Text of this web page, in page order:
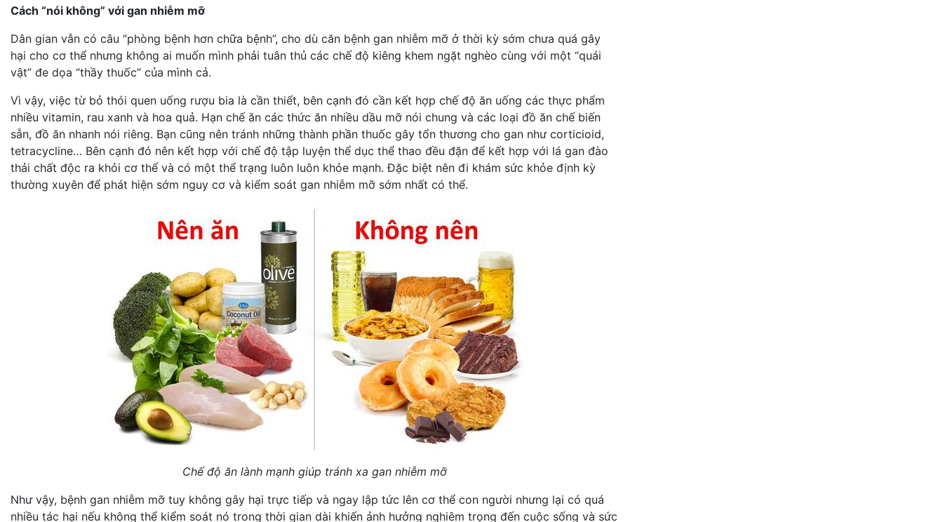
Cách “nói không” với gan nhiễm mỡ
Dân gian vẫn có câu “phòng bệnh hơn chữa bệnh”, cho dù căn bệnh gan nhiễm mỡ ở thời kỳ sớm chưa quá gây
hại cho cơ thể nhưng không ai muốn mình phải tuân thủ các chế độ kiêng khem ngặt nghèo cùng với một “quái
vật” đe dọa “thầy thuốc” của mình cả.
Vì vậy, việc từ bỏ thói quen uống rượu bia là cần thiết, bên cạnh đó cần kết hợp chế độ ăn uống các thực phẩm
nhiều vitamin, rau xanh và hoa quả. Hạn chế ăn các thức ăn nhiều dầu mỡ nói chung và các loại đồ ăn chế biến
sẵn, đồ ăn nhanh nói riêng. Bạn cũng nên tránh những thành phần thuốc gây tổn thương cho gan như corticioid,
tetracycline… Bên cạnh đó nên kết hợp với chế độ tập luyện thể dục thể thao đều đặn để kết hợp với lá gan đào
thải chất độc ra khỏi cơ thể và có một thể trạng luôn luôn khỏe mạnh. Đặc biệt nên đi khám sức khỏe định kỳ
thường xuyên để phát hiện sớm nguy cơ và kiểm soát gan nhiễm mỡ sớm nhất có thể.
Chế độ ăn lành mạnh giúp tránh xa gan nhiễm mỡ
Như vậy, bệnh gan nhiễm mỡ tuy không gây hại trực tiếp và ngay lập tức lên cơ thể con người nhưng lại có quá
nhiều tác hại nếu không thể kiểm soát nó trong thời gian dài khiến ảnh hưởng nghiêm trọng đến cuộc sống và sức